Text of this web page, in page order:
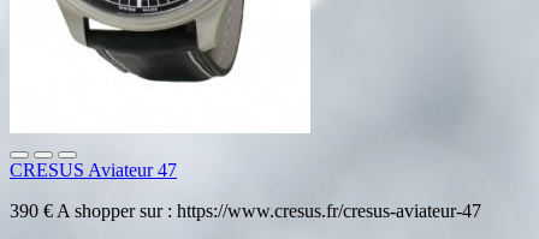
CRESUS Aviateur 47
390 € A shopper sur : https://www.cresus.fr/cresus-aviateur-47